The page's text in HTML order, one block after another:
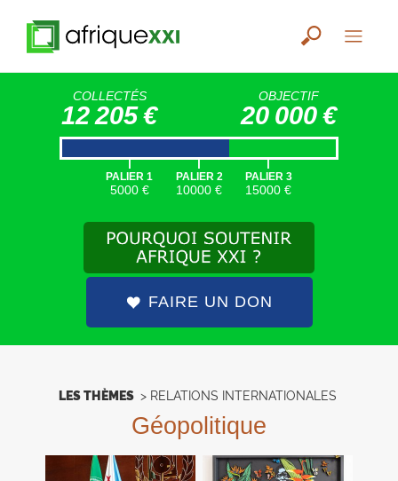
COLLECTÉS
12 205 €
OBJECTIF
20 000 €
|
PALIER 1
5000 €
|
PALIER 2
10000 €
|
PALIER 3
15000 €
FAIRE UN DON
LES THÈMES > RELATIONS INTERNATIONALES
Géopolitique